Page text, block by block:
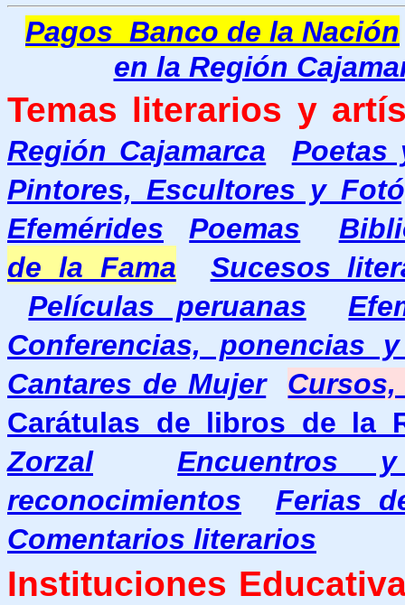
Pagos Banco de la Nación
en la Región
Temas literarios y
Región Cajamarca
Poetas
Pintores, Escultores y
Efemérides
Poemas
de la Fama
Sucesos
Películas peruanas
Conferencias, ponencias
Cantares de Mujer
Carátulas de libros de la
Zorzal
Encuentros
reconocimientos
Ferias
Comentarios literarios
Instituciones